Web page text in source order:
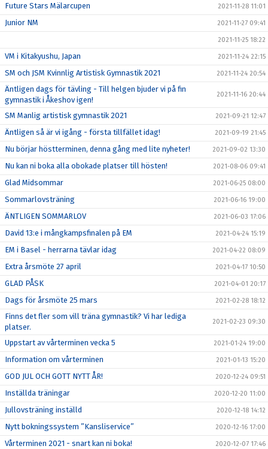
Future Stars Mälarcupen 2021-11-28 11:01
Junior NM 2021-11-27 09:41
2021-11-25 18:22
VM i Kitakyushu, Japan 2021-11-24 22:15
SM och JSM Kvinnlig Artistisk Gymnastik 2021 2021-11-24 20:54
Äntligen dags för tävling - Till helgen bjuder vi på fin
gymnastik i Åkeshov igen!
2021-11-16 20:44
SM Manlig artistisk gymnastik 2021 2021-09-21 12:47
Äntligen så är vi igång - första tillfället idag! 2021-09-19 21:45
Nu börjar höstterminen, denna gång med lite nyheter! 2021-09-02 13:30
Nu kan ni boka alla obokade platser till hösten! 2021-08-06 09:41
Glad Midsommar 2021-06-25 08:00
Sommarlovsträning 2021-06-16 19:00
ÄNTLIGEN SOMMARLOV 2021-06-03 17:06
David 13:e i mångkampsfinalen på EM 2021-04-24 15:19
EM i Basel - herrarna tävlar idag 2021-04-22 08:09
Extra årsmöte 27 april 2021-04-17 10:50
GLAD PÅSK 2021-04-01 20:17
Dags för årsmöte 25 mars 2021-02-28 18:12
Finns det fler som vill träna gymnastik? Vi har lediga
platser.
2021-02-23 09:30
Uppstart av vårterminen vecka 5 2021-01-24 19:00
Information om vårterminen 2021-01-13 15:20
GOD JUL OCH GOTT NYTT ÅR! 2020-12-24 09:51
Inställda träningar 2020-12-20 11:00
Jullovsträning inställd 2020-12-18 14:12
Nytt bokningssystem ”Kansliservice” 2020-12-16 17:00
Vårterminen 2021 - snart kan ni boka! 2020-12-07 17:46